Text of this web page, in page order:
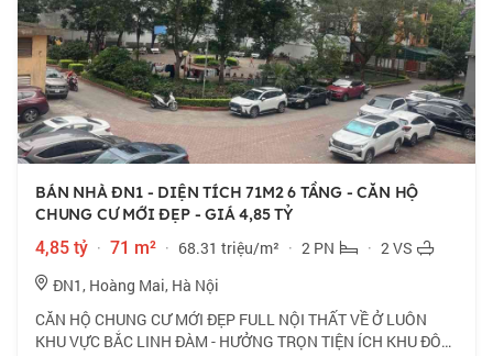
BÁN NHÀ ĐN1 - DIỆN TÍCH 71M2 6 TẦNG - CĂN HỘ
CHUNG CƯ MỚI ĐẸP - GIÁ 4,85 TỶ
4,85 tỷ · 71 m² · 68.31 triệu/m² · 2 PN · 2 VS
ĐN1, Hoàng Mai, Hà Nội
CĂN HỘ CHUNG CƯ MỚI ĐẸP FULL NỘI THẤT VỀ Ở LUÔN
KHU VỰC BẮC LINH ĐÀM - HƯỞNG TRỌN TIỆN ÍCH KHU ĐÔ